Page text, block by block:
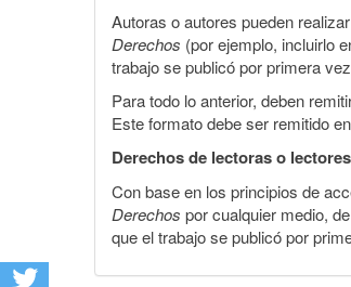
Autoras o autores pueden
Derechos (por ejemplo, incluirlo
trabajo se publicó por primera
Para todo lo anterior, deben
Este formato debe ser remitido
Derechos de lectoras o lectores
Con base en los principios de
Derechos por cualquier medio,
que el trabajo se publicó por